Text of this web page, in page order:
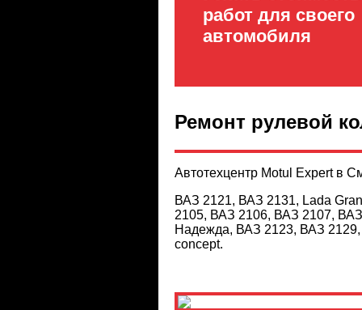
работ для своего
автомобиля
Ремонт рулевой
Автотехцентр Motul Expert в
ВАЗ 2121, ВАЗ 2131, Lada
2105, ВАЗ 2106, ВАЗ 2107,
Надежда, ВАЗ 2123, ВАЗ 2129,
concept.